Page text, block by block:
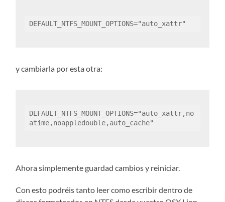
DEFAULT_NTFS_MOUNT_OPTIONS="auto_xattr"
y cambiarla por esta otra:
DEFAULT_NTFS_MOUNT_OPTIONS="auto_xattr,no
atime,noappledouble,auto_cache"
Ahora simplemente guardad cambios y reiniciar.
Con esto podréis tanto leer como escribir dentro de